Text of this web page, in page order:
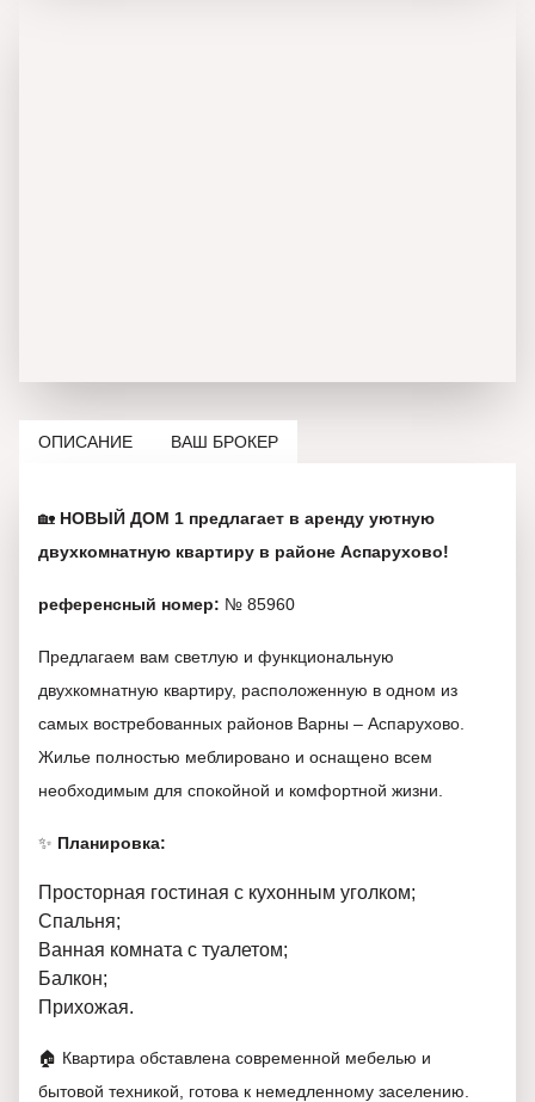
ОПИСАНИЕ ВАШ БРОКЕР
🏡 НОВЫЙ ДОМ 1 предлагает в аренду уютную
двухкомнатную квартиру в районе Аспарухово!
референсный номер: № 85960
Предлагаем вам светлую и функциональную
двухкомнатную квартиру, расположенную в одном из
самых востребованных районов Варны – Аспарухово.
Жилье полностью меблировано и оснащено всем
необходимым для спокойной и комфортной жизни.
✨ Планировка:
Просторная гостиная с кухонным уголком;
Спальня;
Ванная комната с туалетом;
Балкон;
Прихожая.
🏠 Квартира обставлена современной мебелью и
бытовой техникой, готова к немедленному заселению.